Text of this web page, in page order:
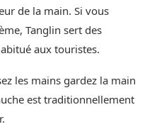
de la main. Si vous
Tanglin sert des
aux touristes.
les mains gardez la main
est traditionnellement